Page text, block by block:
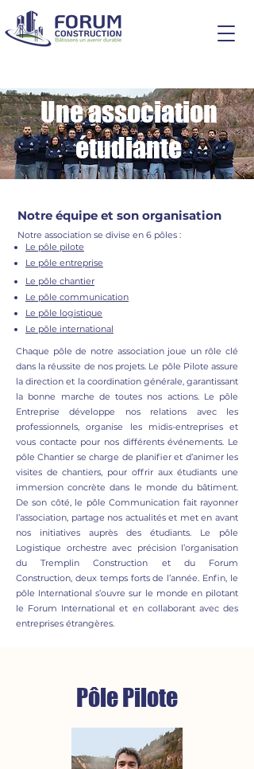
Une association
étudiante
Notre équipe et son organisation
Notre association se divise en 6 pôles :
Le pôle pilote
Le pôle entreprise
Le pôle chantier
Le pôle communication
Le pôle logistique
Le pôle international
Chaque pôle de notre association joue un rôle clé
dans la réussite de nos projets. Le pôle Pilote assure
la direction et la coordination générale, garantissant
la bonne marche de toutes nos actions. Le pôle
Entreprise développe nos relations avec les
professionnels, organise les midis-entreprises et
vous contacte pour nos différents événements. Le
pôle Chantier se charge de planifier et d’animer les
visites de chantiers, pour offrir aux étudiants une
immersion concrète dans le monde du bâtiment.
De son côté, le pôle Communication fait rayonner
l’association, partage nos actualités et met en avant
nos initiatives auprès des étudiants. Le pôle
Logistique orchestre avec précision l’organisation
du Tremplin Construction et du Forum
Construction, deux temps forts de l’année. Enfin, le
pôle International s’ouvre sur le monde en pilotant
le Forum International et en collaborant avec des
entreprises étrangères.
Pôle Pilote